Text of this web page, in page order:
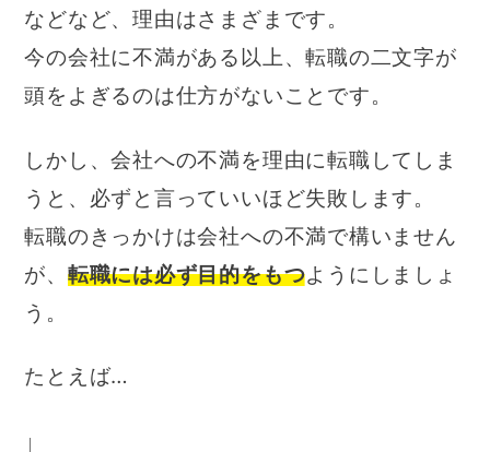
などなど、理由はさまざまです。
今の会社に不満がある以上、転職の二文字が
頭をよぎるのは仕方がないことです。
しかし、会社への不満を理由に転職してしま
うと、必ずと言っていいほど失敗します。
転職のきっかけは会社への不満で構いません
が、 転職には必ず目的をもつようにしましょ
う。
たとえば…